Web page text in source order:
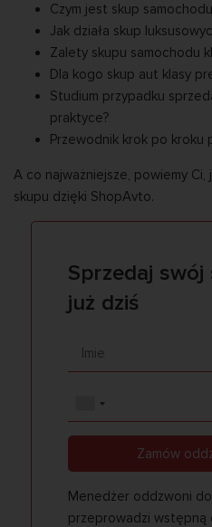
Czym jest skup
Jak działa skup
Zalety skupu samochodu
Dla kogo skup aut klasy
Studium przypadku
praktyce?
Przewodnik krok po kroku
A co najważniejsze, powiemy Ci,
skupu dzięki ShopAvto.
Sprzedaj
już dziś
Zamów
Menedżer oddzwoni
przeprowadzi wstępną